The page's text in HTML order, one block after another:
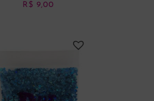
ADICIONAR AO CARRINHO
R$ 9,00